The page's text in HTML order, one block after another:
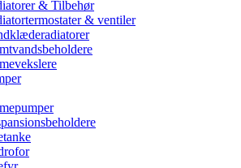
& Tilbehør
& ventiler